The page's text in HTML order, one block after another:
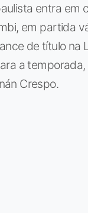
entra em
em partida
de título na
a
Crespo.